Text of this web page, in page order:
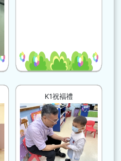
K1祝褔禮